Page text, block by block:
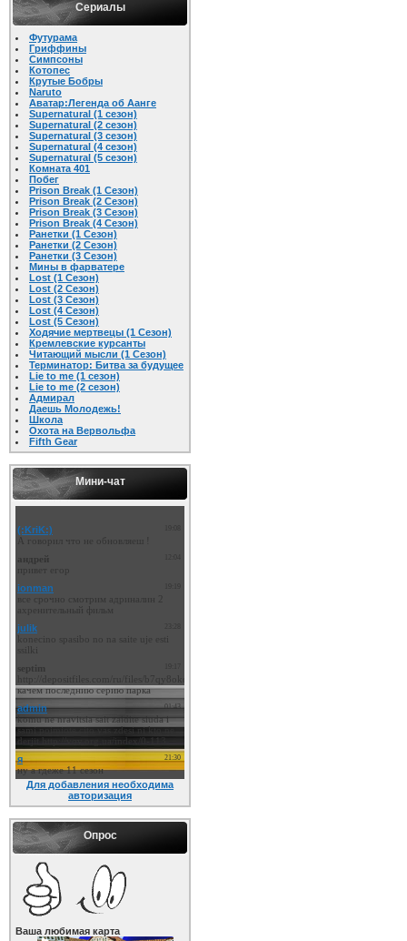
Сериалы
Футурама
Гриффины
Симпсоны
Котопес
Крутые Бобры
Naruto
Аватар:Легенда об Аанге
Supernatural (1 сезон)
Supernatural (2 сезон)
Supernatural (3 сезон)
Supernatural (4 сезон)
Supernatural (5 сезон)
Комната 401
Побег
Prison Break (1 Cезон)
Prison Break (2 Cезон)
Prison Break (3 Cезон)
Prison Break (4 Cезон)
Ранетки (1 Сезон)
Ранетки (2 Сезон)
Ранетки (3 Сезон)
Мины в фарватере
Lost (1 Сезон)
Lost (2 Сезон)
Lost (3 Сезон)
Lost (4 Сезон)
Lost (5 Сезон)
Ходячие мертвецы (1 Сезон)
Кремлевские курсанты
Читающий мысли (1 Сезон)
Терминатор: Битва за будущее
Lie to me (1 сезон)
Lie to me (2 сезон)
Адмирал
Даешь Молодежь!
Школа
Охота на Вервольфа
Fifth Gear
Мини-чат
Для добавления необходима
авторизация
Опрос
Ваша любимая карта